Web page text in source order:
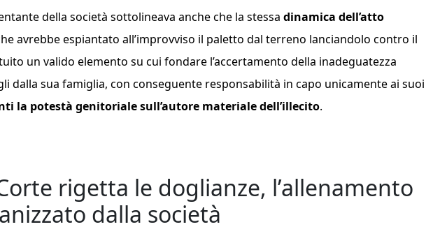
della società sottolineava anche che la stessa dinamica dell’atto
avrebbe espiantato all’improvviso il paletto dal terreno lanciandolo contro il
un valido elemento su cui fondare l’accertamento della inadeguatezza
dalla sua famiglia, con conseguente responsabilità in capo unicamente ai suoi
la potestà genitorialesull’autore materiale dell’illecito.
rigetta le doglianze, l’allenamento
dalla società